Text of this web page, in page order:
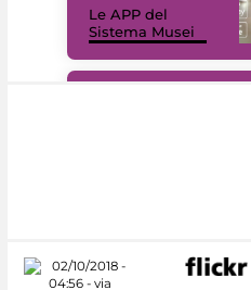
Le APP del
Sistema Musei